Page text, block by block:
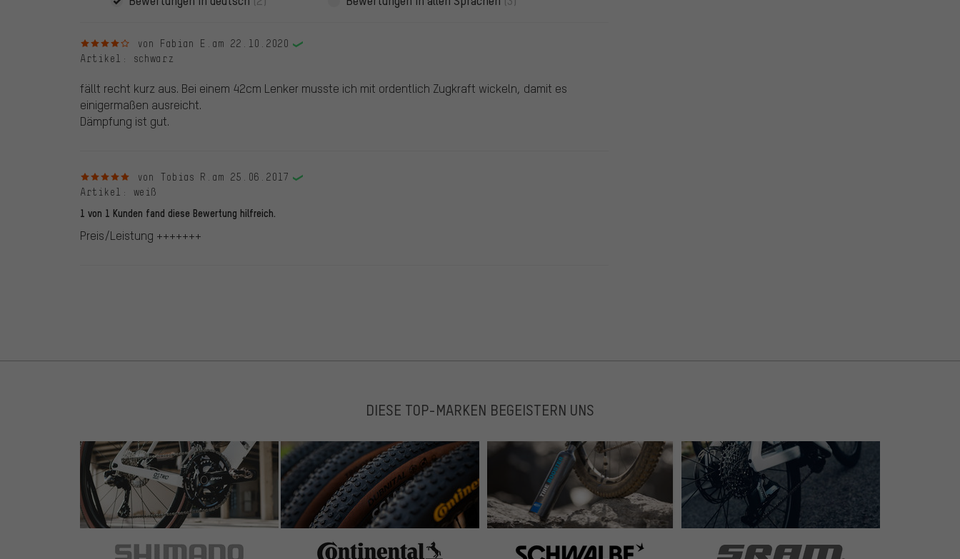
4 von 5 Sternenvon Fabian E. am 22.10.2020
Artikel : schwarz
fällt recht kurz aus. Bei einem 42cm Lenker musste ich mit ordentlich Zugkraft wickeln, damit es
einigermaßen ausreicht.
Dämpfung ist gut.
5 von 5 Sternenvon Tobias R. am 25.06.2017
Artikel : weiß
1 von 1 Kunden fand diese Bewertung hilfreich.
Preis/Leistung +++++++
DIESE TOP-MARKEN BEGEISTERN UNS